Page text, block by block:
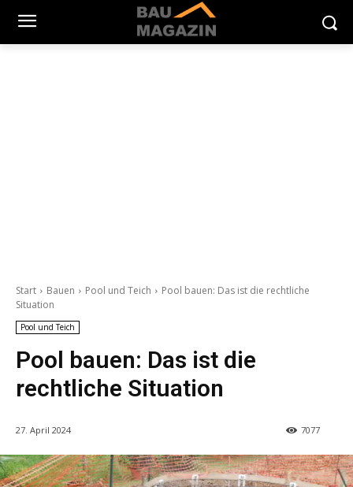
Start Bauen Pool und Teich
Pool bauen: Das ist die rechtliche
Situation
Pool und Teich
Pool bauen: Das ist die
rechtliche Situation
27. April 2024 7077